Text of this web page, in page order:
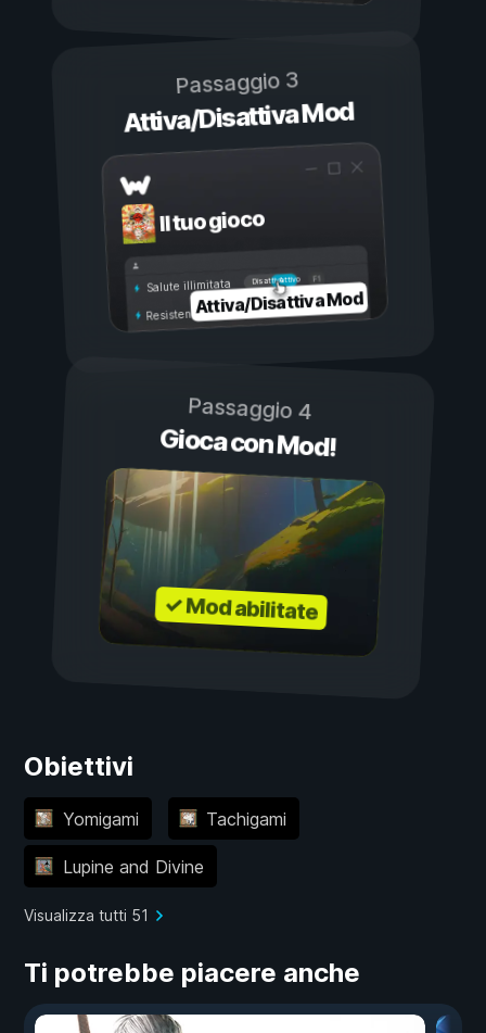
Passaggio 3
Attiva/Disattiva Mod
Il tuo gioco
Attivo
Disattivo
Salute illimitata
Resistenza illimitata
Attiva/Disattiva Mod
Passaggio 4
Gioca con Mod!
✓ Mod abilitate
Obiettivi
Yomigami Tachigami
Lupine and Divine
Visualizza tutti 51
Ti potrebbe piacere anche